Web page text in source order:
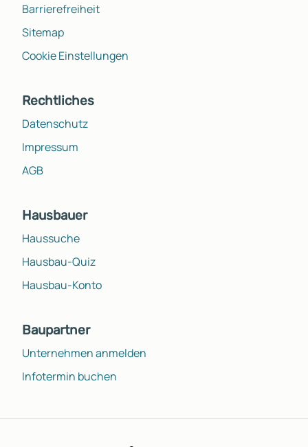
Barrierefreiheit
Sitemap
Cookie Einstellungen
Rechtliches
Datenschutz
Impressum
AGB
Hausbauer
Haussuche
Hausbau-Quiz
Hausbau-Konto
Baupartner
Unternehmen anmelden
Infotermin buchen